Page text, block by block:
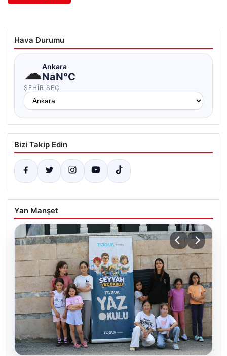
Hava Durumu
☁Ankara
NaN°C
ŞEHIR SEÇ
Bizi Takip Edin
Yan Manşet